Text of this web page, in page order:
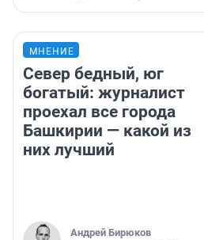
МНЕНИЕ
Север бедный, юг
богатый: журналист
проехал все города
Башкирии — какой из
них лучший
Андрей Бирюков